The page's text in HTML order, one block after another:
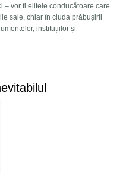
– vor fi elitele conducătoare care
sale, chiar în ciuda prăbușirii
instituțiilor și